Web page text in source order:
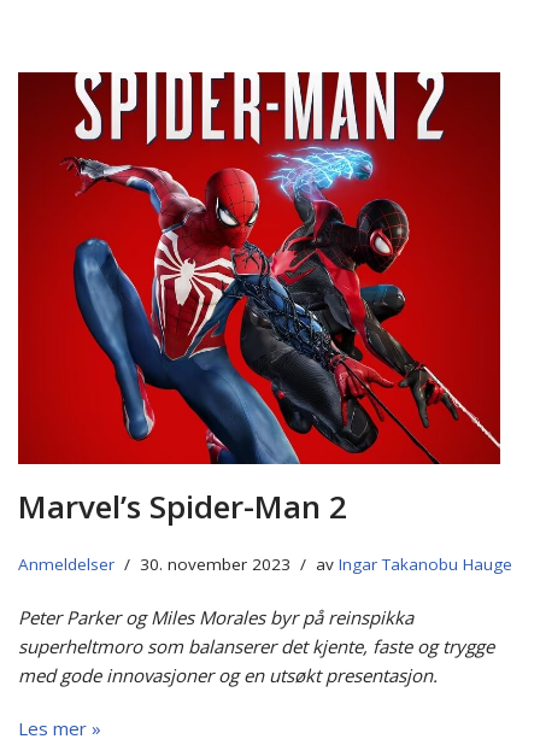
Marvel’s Spider-Man 2
Anmeldelser 30. november 2023 av Ingar Takanobu Hauge
Peter Parker og Miles Morales byr på reinspikka
superheltmoro som balanserer det kjente, faste og trygge
med gode innovasjoner og en utsøkt presentasjon.
Les mer »